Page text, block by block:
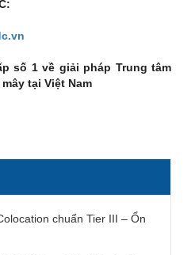
số 1 về giải pháp Trung tâm
tại Việt Nam
chuẩn Tier III – Ổn